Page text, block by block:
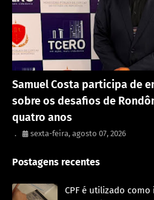
Samuel Costa participa de
sobre os desafios de
quatro anos
. sexta-feira, agosto 07, 2026
Postagens recentes
CPF é utilizado